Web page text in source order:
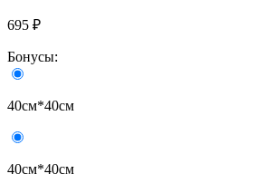
695 ₽
Бонусы:
40см*40см
40см*40см